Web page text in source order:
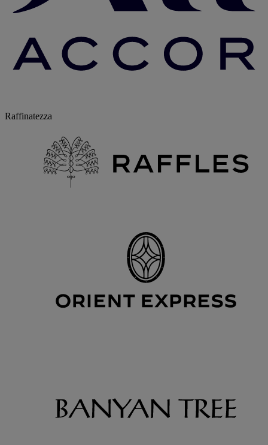
Raffinatezza